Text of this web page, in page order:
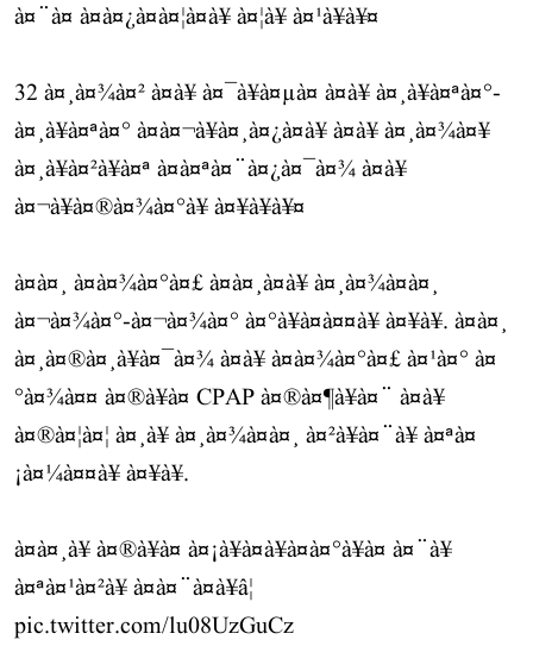
à¤¨à¤ à¤à¤¿à¤à¤¦à¤à¥ à¤¦à¥ à¤¹à¥à¥¤
32 à¤¸à¤¾à¤² à¤à¥ à¤¯à¥à¤µà¤ à¤à¥ à¤¸à¥à¤ªà¤°-
à¤¸à¥à¤ªà¤° à¤à¤¬à¥à¤¸à¤¿à¤à¥ à¤à¥ à¤¸à¤¾à¤¥
à¤¸à¥à¤²à¥à¤ª à¤à¤ªà¤¨à¤¿à¤¯à¤¾ à¤à¥
à¤¬à¥à¤®à¤¾à¤°à¥ à¤¥à¥à¥¤
à¤à¤¸ à¤à¤¾à¤°à¤£ à¤à¤¸à¤à¥ à¤¸à¤¾à¤à¤¸
à¤¬à¤¾à¤°-à¤¬à¤¾à¤° à¤°à¥à¤à¤¤à¥ à¤¥à¥. à¤à¤¸
à¤¸à¤®à¤¸à¥à¤¯à¤¾ à¤à¥ à¤à¤¾à¤°à¤£ à¤¹à¤° à¤
°à¤¾à¤¤ à¤®à¥à¤ CPAP à¤®à¤¶à¥à¤¨ à¤à¥
à¤®à¤¦à¤¦ à¤¸à¥ à¤¸à¤¾à¤à¤¸ à¤²à¥à¤¨à¥ à¤ªà¤
¡à¤¼à¤¤à¥ à¤¥à¥.
à¤à¤¸à¥ à¤®à¥à¤ à¤¡à¥à¤à¥à¤à¤°à¥à¤ à¤¨à¥
à¤ªà¤¹à¤²à¥ à¤à¤¨à¤à¥â¦
pic.twitter.com/lu08UzGuCz